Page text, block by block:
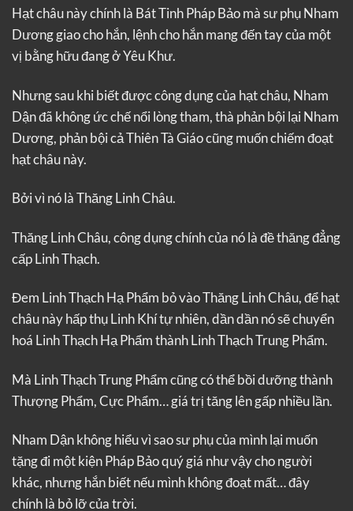
Hạt châu này chính là Bát Tinh Pháp Bảo mà sư phụ Nham
Dương giao cho hắn, lệnh cho hắn mang đến tay của một
vị bằng hữu đang ở Yêu Khư.
Nhưng sau khi biết được công dụng của hạt châu, Nham
Dận đã không ức chế nổi lòng tham, thà phản bội lại Nham
Dương, phản bội cả Thiên Tà Giáo cũng muốn chiếm đoạt
hạt châu này.
Bởi vì nó là Thăng Linh Châu.
Thăng Linh Châu, công dụng chính của nó là đề thăng đẳng
cấp Linh Thạch.
Đem Linh Thạch Hạ Phẩm bỏ vào Thăng Linh Châu, để hạt
châu này hấp thụ Linh Khí tự nhiên, dần dần nó sẽ chuyển
hoá Linh Thạch Hạ Phẩm thành Linh Thạch Trung Phẩm.
Mà Linh Thạch Trung Phẩm cũng có thể bồi dưỡng thành
Thượng Phẩm, Cực Phẩm… giá trị tăng lên gấp nhiều lần.
Nham Dận không hiểu vì sao sư phụ của mình lại muốn
tặng đi một kiện Pháp Bảo quý giá như vậy cho người
khác, nhưng hắn biết nếu mình không đoạt mất… đây
chính là bỏ lỡ của trời.